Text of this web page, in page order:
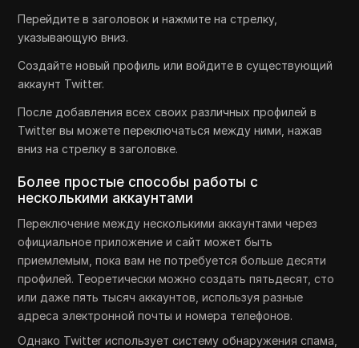
Перейдите в заголовок и нажмите на стрелку,
указывающую вниз.
Создайте новый профиль или войдите в существующий
аккаунт Twitter.
После добавления всех своих различных профилей в
Twitter вы можете переключаться между ними, нажав
вниз на стрелку в заголовке.
Более простые способы работы с
несколькими аккаунтами
Переключение между несколькими аккаунтами через
официальное приложение и сайт может быть
приемлемым, пока вам не потребуется больше десяти
профилей. Теоретически можно создать пятьдесят, сто
или даже пять тысяч аккаунтов, используя разные
адреса электронной почты и номера телефонов.
Однако Twitter использует систему обнаружения спама,